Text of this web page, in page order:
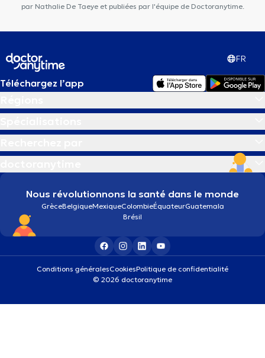
par Nathalie De Taeye et publiées par l'équipe de Doctoranytime.
FR
Téléchargez l’app
Nous révolutionnons la santé dans le monde
GrèceBelgiqueMexiqueColombieÉquateurGuatemala
Brésil
Conditions généralesCookiesPolitique de confidentialité
© 2026 doctoranytime